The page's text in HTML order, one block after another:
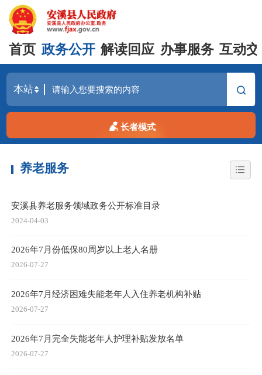
首页 政务公开 解读回应 办事服务 互动
长者模式
养老服务
安溪县养老服务领域政务公开标准目录
2024-04-03
2026年7月份低保80周岁以上老人名册
2026-07-27
2026年7月经济困难失能老年人入住养老机构补贴
2026-07-27
2026年7月完全失能老年人护理补贴发放名单
2026-07-27